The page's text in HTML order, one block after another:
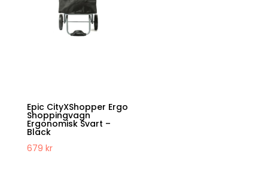
Epic CityXShopper Ergo
Shoppingvagn
Ergonomisk Svart –
Black
679 kr